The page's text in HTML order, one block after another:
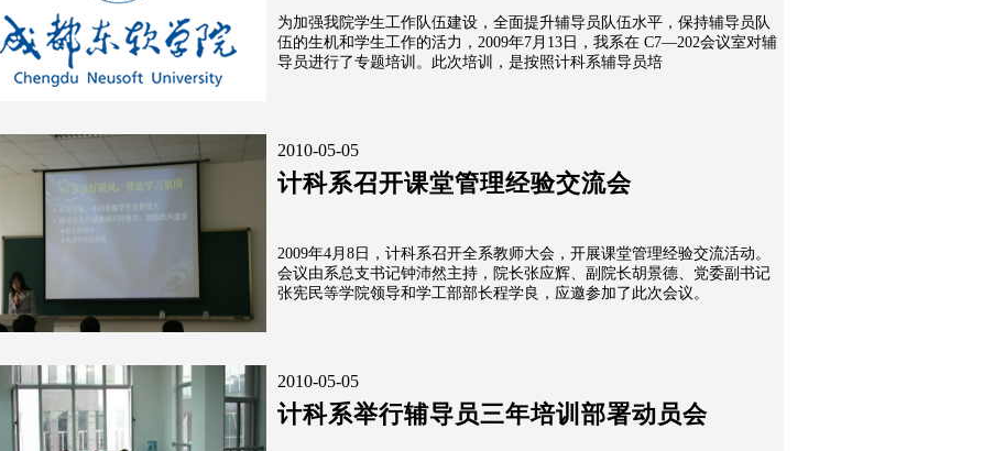
为加强我院学生工作队伍建设，全面提升辅导员队伍水平，保持辅导员队
伍的生机和学生工作的活力，2009年7月13日，我系在 C7—202会议室对辅
导员进行了专题培训。此次培训，是按照计科系辅导员培
2010-05-05
计科系召开课堂管理经验交流会
2009年4月8日，计科系召开全系教师大会，开展课堂管理经验交流活动。
会议由系总支书记钟沛然主持，院长张应辉、副院长胡景德、党委副书记
张宪民等学院领导和学工部部长程学良，应邀参加了此次会议。
2010-05-05
计科系举行辅导员三年培训部署动员会